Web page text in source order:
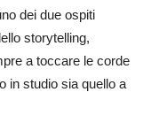
dei due ospiti
storytelling,
a toccare le corde
in studio sia quello a